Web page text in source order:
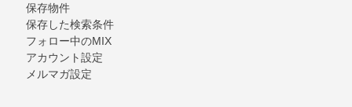
保存物件
保存した検索条件
フォロー中のMIX
アカウント設定
メルマガ設定